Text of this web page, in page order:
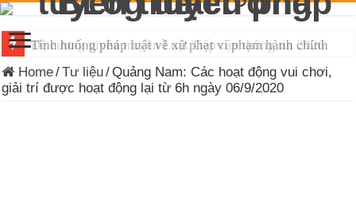
Tình huống pháp luật về xử phạt vi phạm hành chính
Đề cương tuyên truyền Luật Tiếp cận thông tin 2026
Home/Tư liệu/Quảng Nam: Các hoạt động vui chơi,
giải trí được hoạt động lại từ 6h ngày 06/9/2020